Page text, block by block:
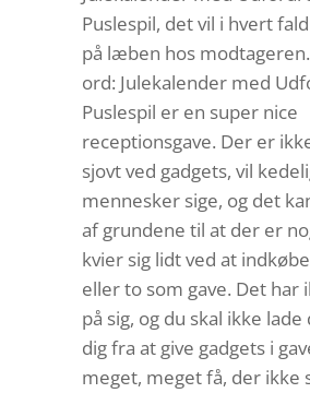
Puslespil, det vil i hvert
på læben hos
ord: Julekalender med
Puslespil er en super nice
receptionsgave. Der er
sjovt ved gadgets, vil
mennesker sige, og det
af grundene til at der er
kvier sig lidt ved at
eller to som gave. Det har
på sig, og du skal ikke
dig fra at give gadgets i
meget, meget få, der ikke